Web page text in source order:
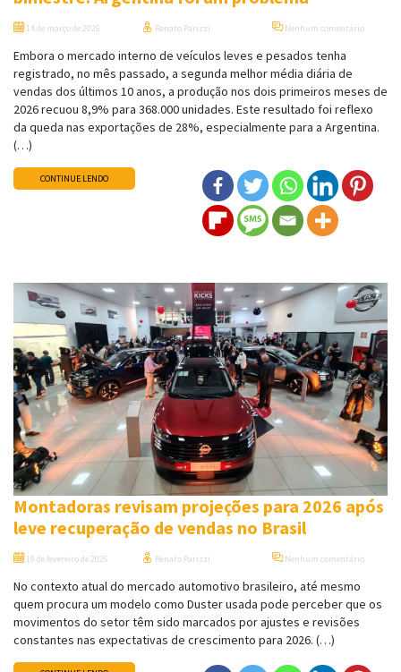
14 de março de 2026 Renato Parizzi Nenhum comentário
Embora o mercado interno de veículos leves e pesados tenha
registrado, no mês passado, a segunda melhor média diária de
vendas dos últimos 10 anos, a produção nos dois primeiros meses de
2026 recuou 8,9% para 368.000 unidades. Este resultado foi reflexo
da queda nas exportações de 28%, especialmente para a Argentina.
(…)
CONTINUE LENDO
Montadoras revisam projeções para 2026 após
leve recuperação de vendas no Brasil
19 de fevereiro de 2026 Renato Parizzi Nenhum comentário
No contexto atual do mercado automotivo brasileiro, até mesmo
quem procura um modelo como Duster usada pode perceber que os
movimentos do setor têm sido marcados por ajustes e revisões
constantes nas expectativas de crescimento para 2026. (…)